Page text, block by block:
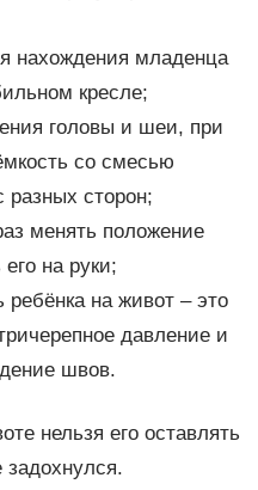
нахождения младенца
кресле;
головы и шеи, при
со смесью
разных сторон;
менять положение
на руки;
на живот – это
давление и
швов.
нельзя его оставлять